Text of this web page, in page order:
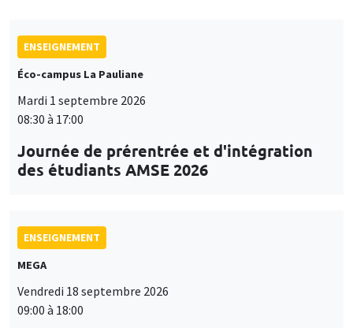
ENSEIGNEMENT
Éco-campus La Pauliane
Mardi 1 septembre 2026
08:30 à 17:00
Journée de prérentrée et d'intégration
des étudiants AMSE 2026
ENSEIGNEMENT
MEGA
Vendredi 18 septembre 2026
09:00 à 18:00